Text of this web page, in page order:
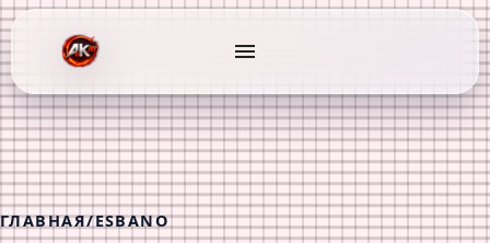
menu
ГЛАВНАЯ/ESBANO